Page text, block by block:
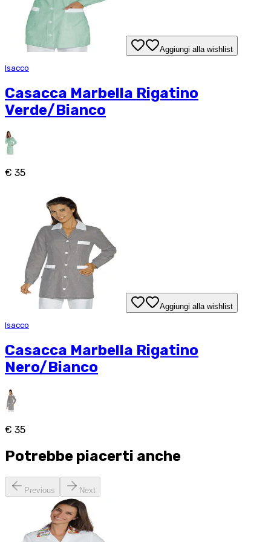
Aggiungi alla wishlist
Isacco
Casacca Marbella Rigatino
Verde/Bianco
€ 35
Aggiungi alla wishlist
Isacco
Casacca Marbella Rigatino
Nero/Bianco
€ 35
Potrebbe piacerti anche
Previous Next